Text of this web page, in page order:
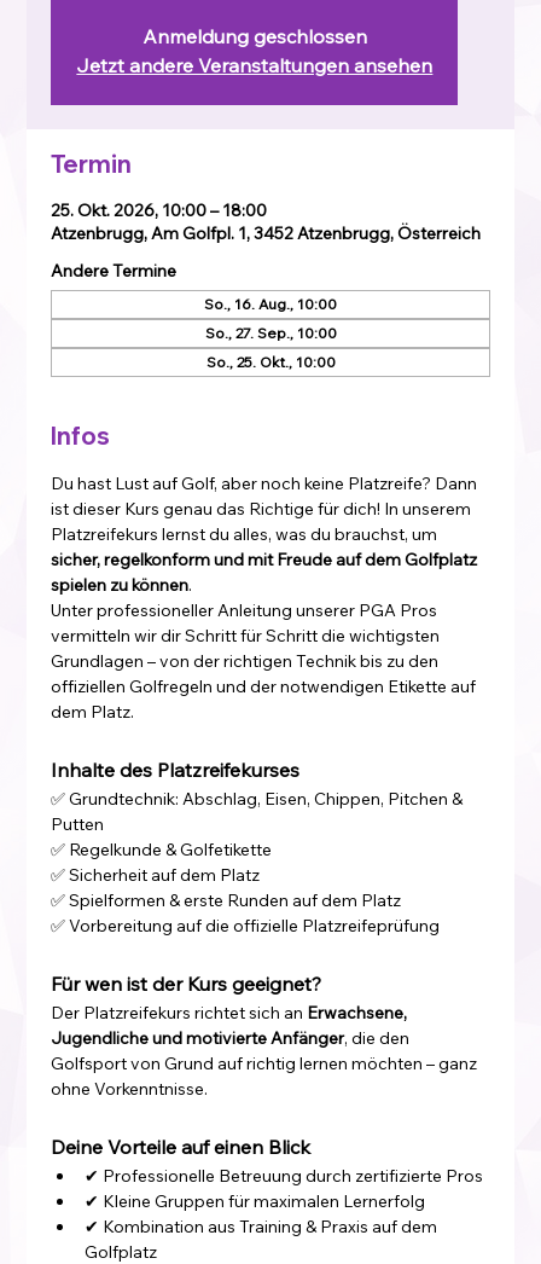
Anmeldung geschlossen
Jetzt andere Veranstaltungen ansehen
Termin
25. Okt. 2026, 10:00 – 18:00
Atzenbrugg, Am Golfpl. 1, 3452 Atzenbrugg, Österreich
Andere Termine
So., 16. Aug., 10:00
So., 27. Sep., 10:00
So., 25. Okt., 10:00
Infos
Du hast Lust auf Golf, aber noch keine Platzreife? Dann
ist dieser Kurs genau das Richtige für dich! In unserem
Platzreifekurs lernst du alles, was du brauchst, um
sicher, regelkonform und mit Freude auf dem Golfplatz
spielen zu können.
Unter professioneller Anleitung unserer PGA Pros
vermitteln wir dir Schritt für Schritt die wichtigsten
Grundlagen – von der richtigen Technik bis zu den
offiziellen Golfregeln und der notwendigen Etikette auf
dem Platz.
Inhalte des Platzreifekurses
✅ Grundtechnik: Abschlag, Eisen, Chippen, Pitchen &
Putten
✅ Regelkunde & Golfetikette
✅ Sicherheit auf dem Platz
✅ Spielformen & erste Runden auf dem Platz
✅ Vorbereitung auf die offizielle Platzreifeprüfung
Für wen ist der Kurs geeignet?
Der Platzreifekurs richtet sich an Erwachsene,
Jugendliche und motivierte Anfänger, die den
Golfsport von Grund auf richtig lernen möchten – ganz
ohne Vorkenntnisse.
Deine Vorteile auf einen Blick
✔ Professionelle Betreuung durch zertifizierte Pros
✔ Kleine Gruppen für maximalen Lernerfolg
✔ Kombination aus Training & Praxis auf dem
Golfplatz